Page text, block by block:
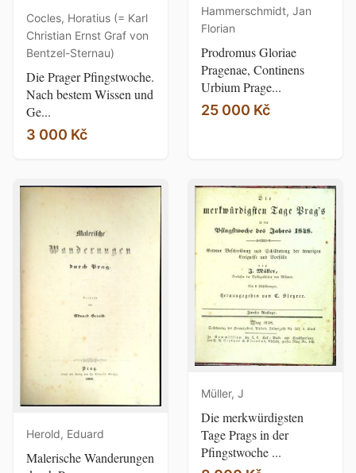
Cocles, Horatius (= Karl
Christian Ernst Graf von
Bentzel-Sternau)
Die Prager Pfingstwoche.
Nach bestem Wissen und
Ge...
3 000 Kč
Hammerschmidt, Jan
Florian
Prodromus Gloriae
Pragenae, Continens
Urbium Prage...
25 000 Kč
Herold, Eduard
Malerische Wanderungen
Müller, J
Die merkwürdigsten
Tage Prags in der
Pfingstwoche ...